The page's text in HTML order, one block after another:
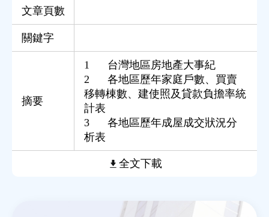
文章頁數
關鍵字
摘要
1 台灣地區房地產大事紀
2 各地區歷年家庭戶數、買賣
移轉棟數、建使照及貸款負擔率統
計表
3 各地區歷年成屋成交狀況分
析表
全文下載